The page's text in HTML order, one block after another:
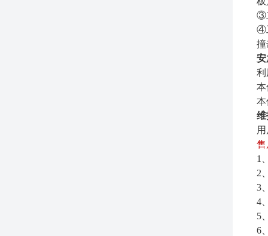
③
④
撞
安
利
本
本
维
售
1
2
3
4
5
6